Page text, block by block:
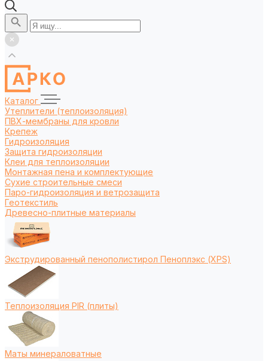
Каталог
Утеплители (теплоизоляция)
ПВХ-мембраны для кровли
Крепеж
Гидроизоляция
Защита гидроизоляции
Клеи для теплоизоляции
Монтажная пена и комплектующие
Сухие строительные смеси
Паро-гидроизоляция и ветрозащита
Геотекстиль
Древесно-плитные материалы
Экструдированный пенополистирол Пеноплэкс (XPS)
Теплоизоляция PIR (плиты)
Маты минераловатные